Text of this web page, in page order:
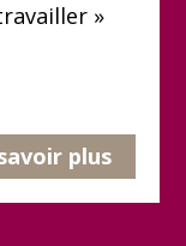
»
plus